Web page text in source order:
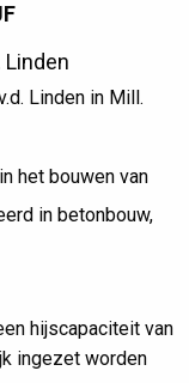
E
Linden
Linden in Mill.
het bouwen van
in betonbouw,
hijscapaciteit van
ingezet worden